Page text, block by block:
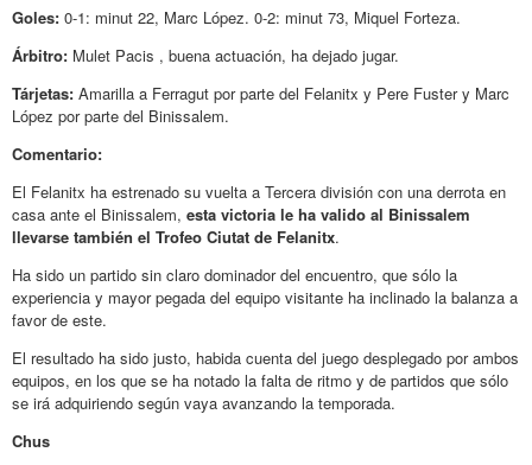
Goles: 0-1: minut 22, Marc López. 0-2: minut 73, Miquel Forteza.
Árbitro: Mulet Pacis , buena actuación, ha dejado jugar.
Tárjetas: Amarilla a Ferragut por parte del Felanitx y Pere Fuster y Marc
López por parte del Binissalem.
Comentario:
El Felanitx ha estrenado su vuelta a Tercera división con una derrota en
casa ante el Binissalem, esta victoria le ha valido al Binissalem
llevarse también el Trofeo Ciutat de Felanitx.
Ha sido un partido sin claro dominador del encuentro, que sólo la
experiencia y mayor pegada del equipo visitante ha inclinado la balanza a
favor de este.
El resultado ha sido justo, habida cuenta del juego desplegado por ambos
equipos, en los que se ha notado la falta de ritmo y de partidos que sólo
se irá adquiriendo según vaya avanzando la temporada.
Chus